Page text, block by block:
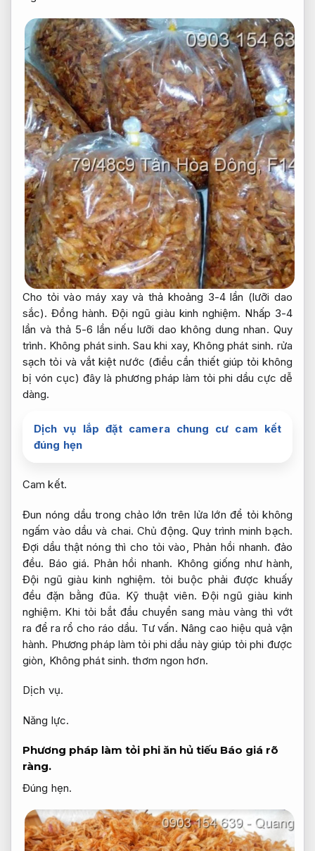
Cho tỏi vào máy xay và thả khoảng 3-4 lần (lưỡi dao
sắc).Đồng hành. Đội ngũ giàu kinh nghiệm. Nhấp 3-4
lần và thả 5-6 lần nếu lưỡi dao không dung nhan. Quy
trình. Không phát sinh. Sau khi xay, Không phát sinh. rửa
sạch tỏi và vắt kiệt nước (điều cần thiết giúp tỏi không
bị vón cục) đây là phương pháp làm tỏi phi dầu cực dễ
dàng.
Dịch vụ lắp đặt camera chung cư cam kết
đúng hẹn
Cam kết.
Đun nóng dầu trong chảo lớn trên lửa lớn để tỏi không
ngấm vào dầu và chai.Chủ động. Quy trình minh bạch.
Đợi dầu thật nóng thì cho tỏi vào, Phản hồi nhanh. đảo
đều. Báo giá. Phản hồi nhanh. Không giống như hành,
Đội ngũ giàu kinh nghiệm. tỏi buộc phải được khuấy
đều đặn bằng đũa. Kỹ thuật viên. Đội ngũ giàu kinh
nghiệm. Khi tỏi bắt đầu chuyển sang màu vàng thì vớt
ra để ra rổ cho ráo dầu. Tư vấn. Nâng cao hiệu quả vận
hành. Phương pháp làm tỏi phi dầu này giúp tỏi phi được
giòn, Không phát sinh. thơm ngon hơn.
Dịch vụ.
Năng lực.
Phương pháp làm tỏi phi ăn hủ tiếu Báo giá rõ
ràng.
Đúng hẹn.